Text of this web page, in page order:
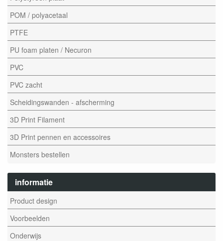
POM / polyacetaal
PTFE
PU foam platen / Necuron
PVC
PVC zacht
Scheidingswanden - afscherming
3D Print Filament
3D Print pennen en accessoires
Monsters bestellen
informatie
Product design
Voorbeelden
Onderwijs